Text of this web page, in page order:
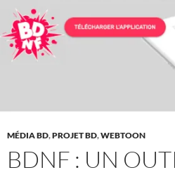
MÉDIA BD,PROJET BD,WEBTOON
BDNF : UN